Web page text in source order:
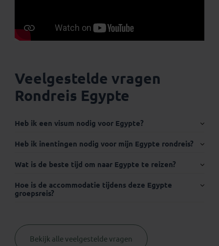
Veelgestelde vragen
Rondreis Egypte
Heb ik een visum nodig voor Egypte?
Internationaal paspoort:
Heb ik inentingen nodig voor mijn Egypte rondreis?
Thuisvaccinatie.nl
Wat is de beste tijd om naar Egypte te reizen?
Hoe is de accommodatie tijdens deze Egypte
groepsreis?
Bekijk alle veelgestelde vragen